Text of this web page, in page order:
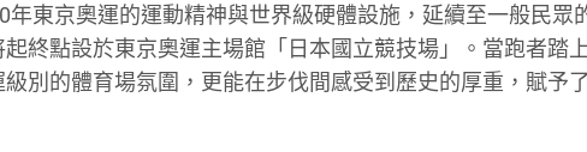
東京奧運的運動精神與世界級硬體設施，延續至一般民眾
終點設於東京奧運主場館「日本國立競技場」。當跑者踏
別的體育場氛圍，更能在步伐間感受到歷史的厚重，賦予